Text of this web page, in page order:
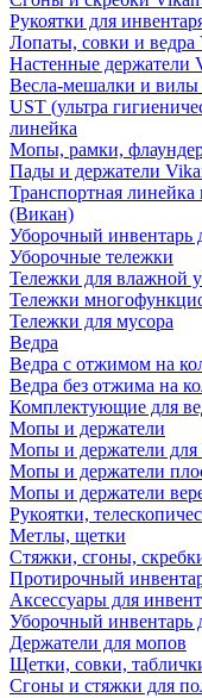
Рукоятки для
Лопаты, совки и
Настенные держатели
Весла-мешалки и
UST (ультра
линейка
Мопы, рамки,
Пады и держатели
Транспортная
(Викан)
Уборочный инвентарь
Уборочные тележки
Тележки для влажной
Тележки
Тележки для мусора
Ведра
Ведра с отжимом на
Ведра без отжима на
Комплектующие для
Мопы и держатели
Мопы и держатели для
Мопы и держатели
Мопы и держатели
Рукоятки,
Метлы, щетки
Стяжки, сгоны,
Протирочный
Аксессуары для
Уборочный инвентарь
Держатели для мопов
Щетки, совки,
Сгоны и стяжки для